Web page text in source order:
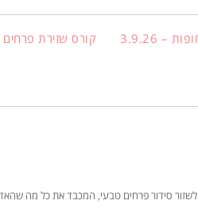
– 3.9.26 קורס שזירת פרחים